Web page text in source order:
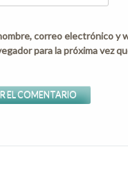
correo electrónico y
para la próxima vez